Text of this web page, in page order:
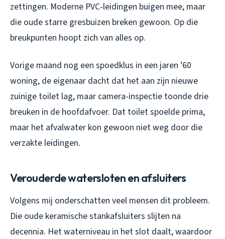
zettingen. Moderne PVC-leidingen buigen mee, maar
die oude starre gresbuizen breken gewoon. Op die
breukpunten hoopt zich van alles op.
Vorige maand nog een spoedklus in een jaren ’60
woning, de eigenaar dacht dat het aan zijn nieuwe
zuinige toilet lag, maar camera-inspectie toonde drie
breuken in de hoofdafvoer. Dat toilet spoelde prima,
maar het afvalwater kon gewoon niet weg door die
verzakte leidingen.
Verouderde watersloten en afsluiters
Volgens mij onderschatten veel mensen dit probleem.
Die oude keramische stankafsluiters slijten na
decennia. Het waterniveau in het slot daalt, waardoor